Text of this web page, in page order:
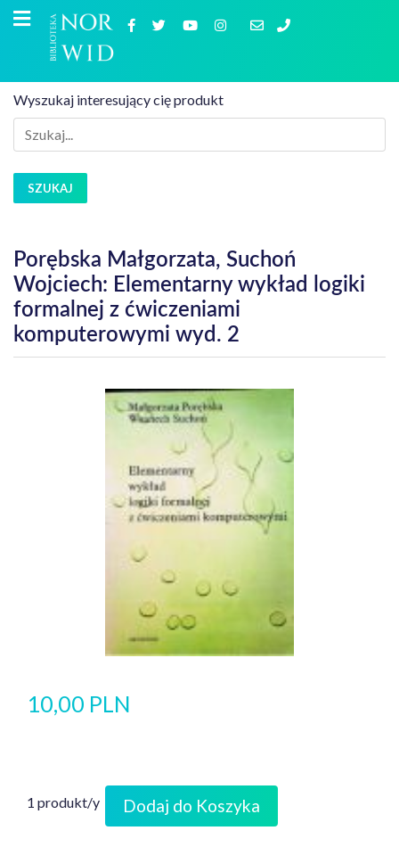
Wyszukaj interesujący cię produkt
SZUKAJ
Porębska Małgorzata, Suchoń
Wojciech: Elementarny wykład logiki
formalnej z ćwiczeniami
komputerowymi wyd. 2
10,00 PLN
1 produkt/y Dodaj do Koszyka